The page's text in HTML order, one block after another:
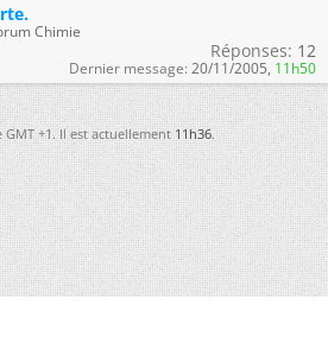
Chimie
Réponses: 12
Dernier message: 20/11/2005, 11h50
GMT +1. Il est actuellement11h36.